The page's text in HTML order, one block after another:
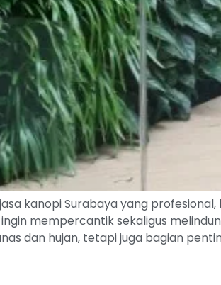
kanopi Surabaya yang
mempercantik sekaligus
dan hujan, tetapi juga bagian